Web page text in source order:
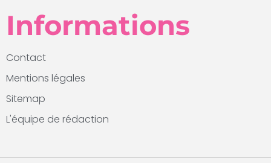
Informations
Contact
Mentions légales
Sitemap
L'équipe de rédaction